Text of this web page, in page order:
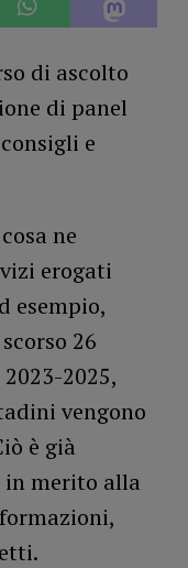
di ascolto
di panel
e
ne
erogati
esempio,
26
2025,
vengono
è già
in merito alla